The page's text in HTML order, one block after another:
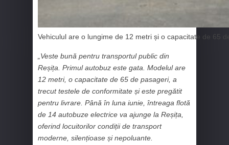
Vehiculul are o lungime de 12 metri și o capacitate de 65
„Veste bună pentru transportul public din
Reșița. Primul autobuz este gata. Modelul are
12 metri, o capacitate de 65 de pasageri, a
trecut testele de conformitate și este pregătit
pentru livrare. Până în luna iunie, întreaga flotă
de 14 autobuze electrice va ajunge la Reșița,
oferind locuitorilor condiții de transport
moderne, silențioase și nepoluante.